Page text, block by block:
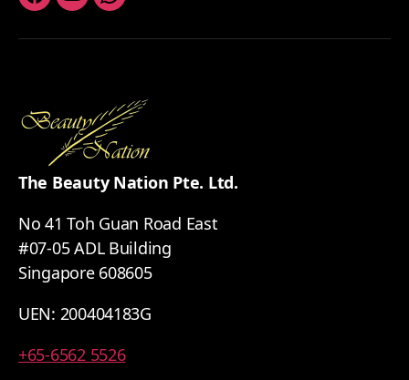
Facebook
YoutubeWhatsapp
The Beauty Nation Pte. Ltd.
No 41 Toh Guan Road East
#07-05 ADL Building
Singapore 608605
UEN: 200404183G
+65-6562 5526